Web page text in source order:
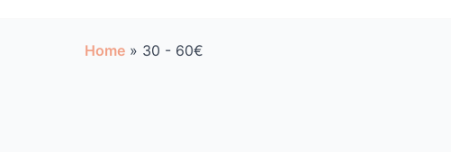
Home » 30 - 60€